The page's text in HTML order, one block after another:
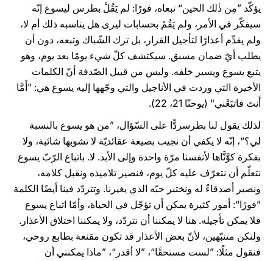
يؤكّد ”مِن ذٰلك الحين“ تبعاه، فورًا: لم يَقُلْ بطرس ليسوع إنّه
سيفكّر في الأمر، ولم يَقُمْ بحسابات ليرى هل يناسبه ذلك أم لا،
ولم يقدِّم أعذارًا لتأجيل القرار، بل ترك الشّباك وتبعه، دون أن
يطلب أيّ ضمان مسبق. سيكتشف كلّ شيء يومًا بعد يوم، وهو
يتبع يسوع ويسير خلفه. وليس من قبيل الصّدفة أنّ الكلمات
الأخيرة التي وردت في الأناجيل والتي وجّهها إليه يسوع هي: "أَمَّا
أَنتَ فاتبَعْني" (يوحنّا 21، 22).
لذلك يقول لنا بطرسردًّا على السّؤال، ”من هو يسوع بالنسبة
لي؟“، إنّه لا يكفي أن نجيب بصيغة عقائديّة لا تشوبها شائبة، ولا
بفكرة كوَّنَّاها لأنفسنا مرّة واحدة وإلى الأبد. لا. باتباع الرّبّ يسوع
نتعلّم أن نتعرّف عليه كلّ يوم، فنصير تلاميذه ونقبل كلامه،
ونصير أصدقاءً له ونختبر حبّه الذي يغيرنا. وتتردّد فينا أيضًا الكلمة
”فورًا“: أمور كثيرة يمكن أن تؤجّل في الحياة، وأمّا اتباع يسوع
فلا يمكن تأجيله. هنا لا يمكننا أن نتردّد، ولا يمكننا اختلاق الأعذار.
ولنكن متنبّهين، لأنّ بعض الأعذار قد تكون مقنعة بطابع روحي،
فنقول مثلًا: ”لست مستحقًا“، ”لا أقدر“، ”ماذا يمكنني أن